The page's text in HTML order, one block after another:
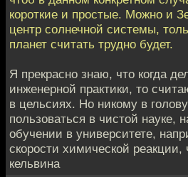
короткие и простые. Можно и
центр солнечной системы,
планет считать трудно будет.
Я прекрасно знаю, что когда
инженерной практики, то
в цельсиях. Но никому в
пользоваться в чистой науке,
обучении в университете,
скорости химической реакции,
кельвина